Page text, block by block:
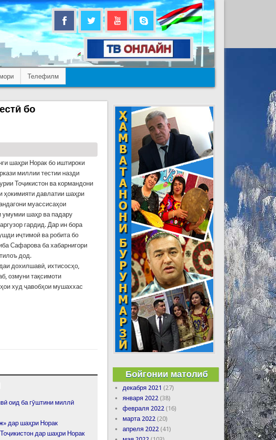
Телефилм
бо
шаҳри Норак бо иштироки
миллии тестии назди
Тоҷикистон ва кормандони
ҳокимияти давлатии шаҳри
муассисаҳои
умумии шаҳр ва падару
гардид. Дар ин бора
иҷтимоӣ ва робита бо
Сафарова ба хабарнигори
дод.
дохилшавӣ, ихтисосҳо,
озмуни тақсимоти
худ ҷавобҳои мушаххас
оид ба гӯштини миллӣ
дар шаҳри Норак
дар шаҳри Норак
Бойгонии матолиб
декабря 2021 (27)
января 2022 (38)
февраля 2022 (16)
марта 2022 (20)
апреля 2022 (41)